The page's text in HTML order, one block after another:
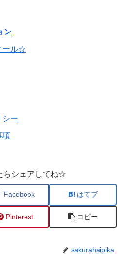
ン
ール☆
シー
項
らシェアしてね☆
Facebook はてブ
Pinterest コピー
sakurahaipika